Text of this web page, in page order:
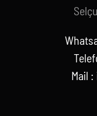
Mail :